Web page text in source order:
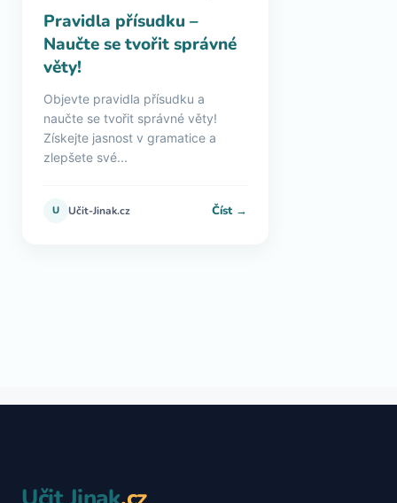
Pravidla přísudku –
Naučte se tvořit správné
věty!
Objevte pravidla přísudku a
naučte se tvořit správné věty!
Získejte jasnost v gramatice a
zlepšete své...
U Učit-Jinak.cz Číst →